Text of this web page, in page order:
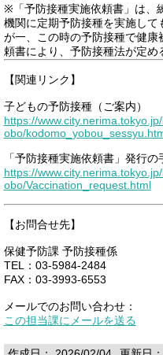
※「予防接種実施依頼書」は、
機関に定期予防接種を実施し
が一、この時の予防接種で健
頼書により、予防接種法が定め
【関連リンク】
子どもの予防接種（ご案内）
https://
obo/
「予防接種実施依頼書」発行
https://
obo/Vaccination_request.html
【お問合せ先】
保健予防課 予防接種係
TEL：03-5984-2484
FAX：03-3993-6553
メールでのお問い合わせ：
この担当課にメールを送る